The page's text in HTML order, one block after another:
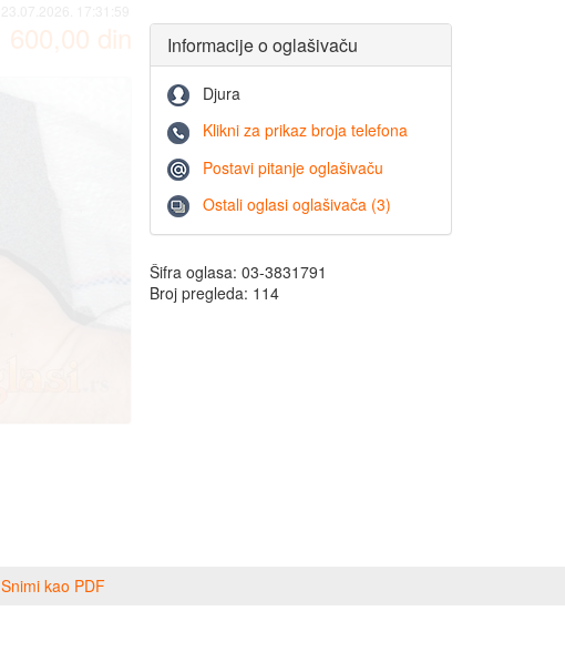
600,00 din Informacije o oglašivaču
Djura
Klikni za prikaz broja telefona
Postavi pitanje oglašivaču
Ostali oglasi oglašivača (3)
Šifra oglasa: 03-3831791
Broj pregleda: 114
Snimi kao PDF